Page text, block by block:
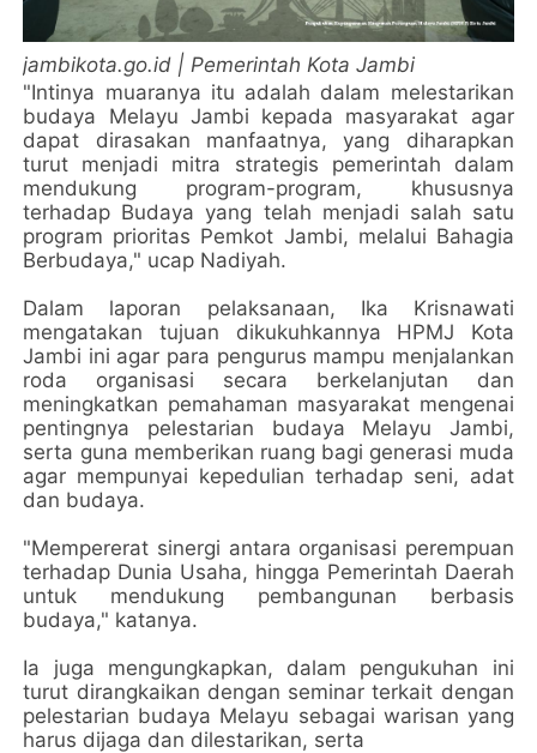
jambikota.go.id | Pemerintah Kota Jambi
"Intinya muaranya itu adalah dalam melestarikan
budaya Melayu Jambi kepada masyarakat agar
dapat dirasakan manfaatnya, yang diharapkan
turut menjadi mitra strategis pemerintah dalam
mendukung program-program, khususnya
terhadap Budaya yang telah menjadi salah satu
program prioritas Pemkot Jambi, melalui Bahagia
Berbudaya," ucap Nadiyah.
Dalam laporan pelaksanaan, Ika Krisnawati
mengatakan tujuan dikukuhkannya HPMJ Kota
Jambi ini agar para pengurus mampu menjalankan
roda organisasi secara berkelanjutan dan
meningkatkan pemahaman masyarakat mengenai
pentingnya pelestarian budaya Melayu Jambi,
serta guna memberikan ruang bagi generasi muda
agar mempunyai kepedulian terhadap seni, adat
dan budaya.
"Mempererat sinergi antara organisasi perempuan
terhadap Dunia Usaha, hingga Pemerintah Daerah
untuk mendukung pembangunan berbasis
budaya," katanya.
Ia juga mengungkapkan, dalam pengukuhan ini
turut dirangkaikan dengan seminar terkait dengan
pelestarian budaya Melayu sebagai warisan yang
harus dijaga dan dilestarikan, serta